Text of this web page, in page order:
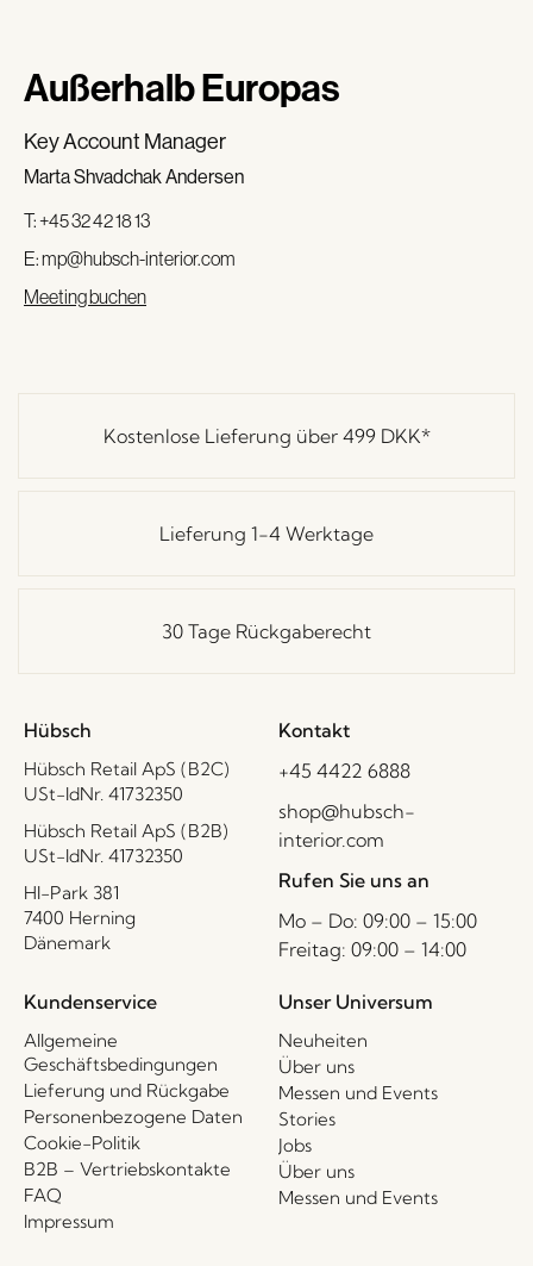
Außerhalb Europas
Key Account Manager
Marta Shvadchak Andersen
T: +45 32 42 18 13
E:mp@hubsch-interior.com
Meeting buchen
Kostenlose Lieferung über 499 DKK*
Lieferung 1-4 Werktage
30 Tage Rückgaberecht
Hübsch
Hübsch Retail ApS (B2C)
USt-IdNr. 41732350
Hübsch Retail ApS (B2B)
USt-IdNr. 41732350
HI-Park 381
7400 Herning
Dänemark
Kontakt
+45 4422 6888
shop@hubsch-
interior.com
Rufen Sie uns an
Mo – Do: 09:00 – 15:00
Freitag: 09:00 – 14:00
Kundenservice
Allgemeine
Geschäftsbedingungen
Lieferung und Rückgabe
Personenbezogene Daten
Cookie-Politik
B2B – Vertriebskontakte
FAQ
Impressum
Unser Universum
Neuheiten
Über uns
Messen und Events
Stories
Jobs
Über uns
Messen und Events